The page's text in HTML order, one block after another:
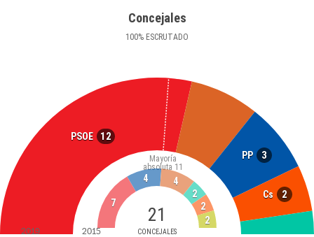
Concejales
100% ESCRUTADO
PSOE 12
PP 3
Cs 2
21
CONCEJALES
Mayoría
absoluta 11
7
4
4
2
2
2
2019 2015